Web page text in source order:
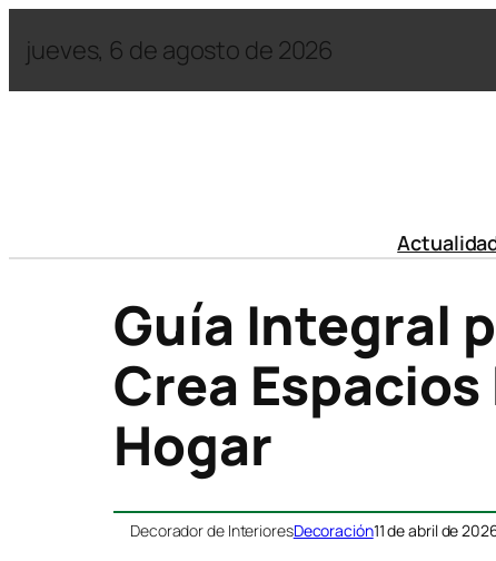
jueves, 6 de agosto de 2026
Guía Integral
Crea
Hogar
Decorador de InterioresDecoración11 de abril de